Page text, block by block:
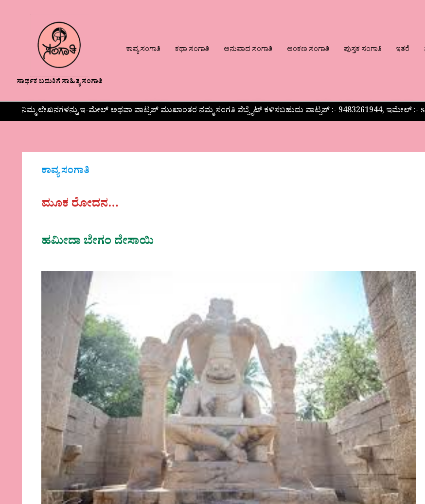
ಸಾರ್ಥಕ ಬದುಕಿಗೆ ಸಾಹಿತ್ಯ ಸಂಗಾತಿ
ಕಾವ್ಯ ಸಂಗಾತಿ ಕಥಾ ಸಂಗಾತಿ ಅನುವಾದ ಸಂಗಾತಿ ಅಂಕಣ ಸಂಗಾತಿ ಪುಸ್ತಕ ಸಂಗಾತಿ ಇತರೆ
ನಿಮ್ಮ ಲೇಖನಗಳನ್ನು ಇ-ಮೇಲ್ ಅಥವಾ ವಾಟ್ಸಪ್ ಮುಖಾಂತರ ನಮ್ಮ ಸಂಗತಿ ವೆಬ್ಸೈಟ್ ಕಳಿಸಬಹುದು ವಾಟ್ಸಪ್‌ :- 9483261944, ಇಮೇಲ್
ಕಾವ್ಯ ಸಂಗಾತಿ
ಮೂಕ ರೋದನ…
ಹಮೀದಾ ಬೇಗಂ ದೇಸಾಯಿ